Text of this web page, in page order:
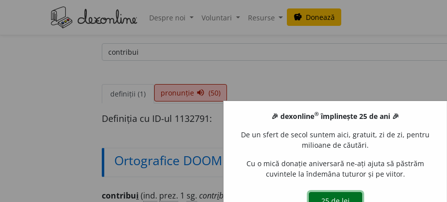
Despre noi Voluntari Resurse savings Donează
definiții (1) pronunție volume_up (50)
Definiția cu ID-ul 1132791:
Ortografice DOOM
contribui (ind. prez. 1 sg. contribui )
🎉 dexonline® împlinește 25 de ani 🎉
De un sfert de secol suntem aici, gratuit, zi de zi, pentru
milioane de căutări.
Cu o mică donație aniversară ne-ați ajuta să păstrăm
cuvintele la îndemâna tuturor și pe viitor.